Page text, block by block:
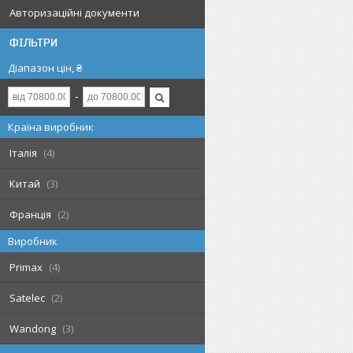
Авторизаційні документи
ФІЛЬТРИ
Діапазон цін, ₴
Країна виробник
Італія
4
Китай 3
Франція
2
Виробник
Primax
4
Satelec 2
Wandong 3